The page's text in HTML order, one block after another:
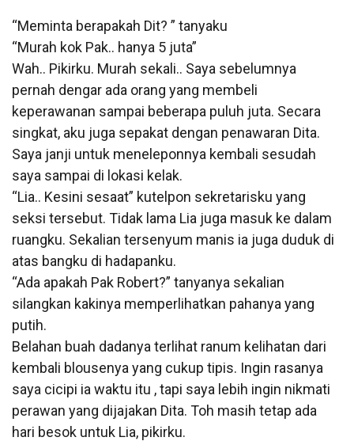
“Meminta berapakah Dit? ” tanyaku
“Murah kok Pak.. hanya 5 juta”
Wah.. Pikirku. Murah sekali.. Saya sebelumnya
pernah dengar ada orang yang membeli
keperawanan sampai beberapa puluh juta. Secara
singkat, aku juga sepakat dengan penawaran Dita.
Saya janji untuk meneleponnya kembali sesudah
saya sampai di lokasi kelak.
“Lia.. Kesini sesaat” kutelpon sekretarisku yang
seksi tersebut. Tidak lama Lia juga masuk ke dalam
ruangku. Sekalian tersenyum manis ia juga duduk di
atas bangku di hadapanku.
“Ada apakah Pak Robert?” tanyanya sekalian
silangkan kakinya memperlihatkan pahanya yang
putih.
Belahan buah dadanya terlihat ranum kelihatan dari
kembali blousenya yang cukup tipis. Ingin rasanya
saya cicipi ia waktu itu , tapi saya lebih ingin nikmati
perawan yang dijajakan Dita. Toh masih tetap ada
hari besok untuk Lia, pikirku.